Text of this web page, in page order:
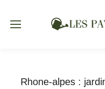
Rhone-alpes :